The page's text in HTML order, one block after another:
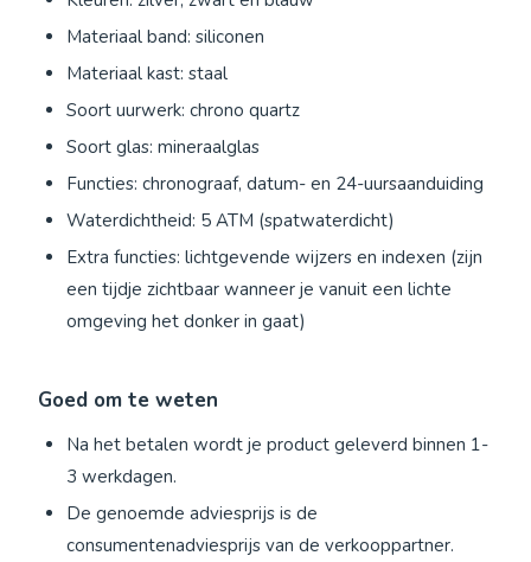
Materiaal band: siliconen
Materiaal kast: staal
Soort uurwerk: chrono quartz
Soort glas: mineraalglas
Functies: chronograaf, datum- en 24-uursaanduiding
Waterdichtheid: 5 ATM (spatwaterdicht)
Extra functies: lichtgevende wijzers en indexen (zijn
een tijdje zichtbaar wanneer je vanuit een lichte
omgeving het donker in gaat)
Goed om te weten
Na het betalen wordt je product geleverd binnen 1-
3 werkdagen.
De genoemde adviesprijs is de
consumentenadviesprijs van de verkooppartner.